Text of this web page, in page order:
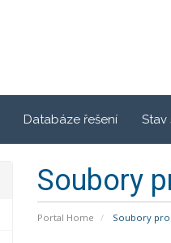
Databáze řešení Stav
Soubory
Portal Home Soubory pro